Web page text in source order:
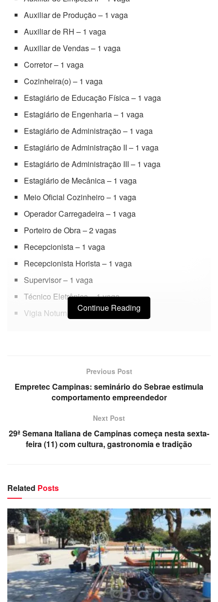
Auxiliar de Produção – 1 vaga
Auxiliar de RH – 1 vaga
Auxiliar de Vendas – 1 vaga
Corretor – 1 vaga
Cozinheira(o) – 1 vaga
Estagiário de Educação Física – 1 vaga
Estagiário de Engenharia – 1 vaga
Estagiário de Administração – 1 vaga
Estagiário de Administração II – 1 vaga
Estagiário de Administração III – 1 vaga
Estagiário de Mecânica – 1 vaga
Meio Oficial Cozinheiro – 1 vaga
Operador Carregadeira – 1 vaga
Porteiro de Obra – 2 vagas
Recepcionista – 1 vaga
Recepcionista Horista – 1 vaga
Supervisor – 1 vaga
Técnico Eletrônica – 1 vaga
Vigia Noturna – 2 vagasContinue Reading
Previous Post
Empretec Campinas: seminário do Sebrae estimula
comportamento empreendedor
Next Post
29ª Semana Italiana de Campinas começa nesta sexta-
feira (11) com cultura, gastronomia e tradição
Related Posts